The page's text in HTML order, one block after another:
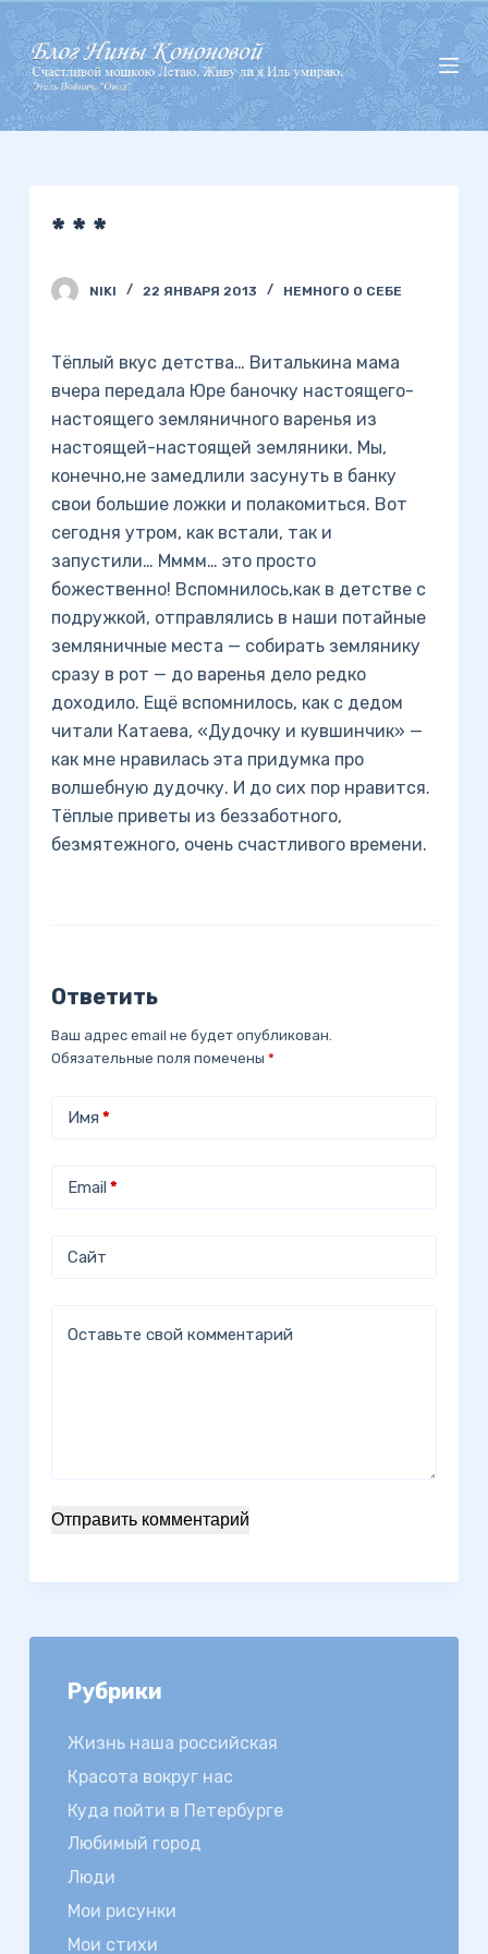
П
е
р
е
й
* * *
NIKI 22 ЯНВАРЯ 2013 НЕМНОГО О СЕБЕ
Тёплый вкус детства… Виталькина мама
вчера передала Юре баночку настоящего-
настоящего земляничного варенья из
настоящей-настоящей земляники. Мы,
конечно,не замедлили засунуть в банку
свои большие ложки и полакомиться. Вот
сегодня утром, как встали, так и
запустили… Мммм… это просто
божественно! Вспомнилось,как в детстве с
подружкой, отправлялись в наши потайные
земляничные места — собирать землянику
сразу в рот — до варенья дело редко
доходило. Ещё вспомнилось, как с дедом
читали Катаева, «Дудочку и кувшинчик» —
как мне нравилась эта придумка про
волшебную дудочку. И до сих пор нравится.
Тёплые приветы из беззаботного,
безмятежного, очень счастливого времени.
Ответить
Ваш адрес email не будет опубликован.
Обязательные поля помечены *
Имя *
Email*
Сайт
Оставьте свой комментарий
Отправить комментарий
Рубрики
Жизнь наша российская
Красота вокруг нас
Куда пойти в Петербурге
Любимый город
Люди
Мои рисунки
Мои стихи